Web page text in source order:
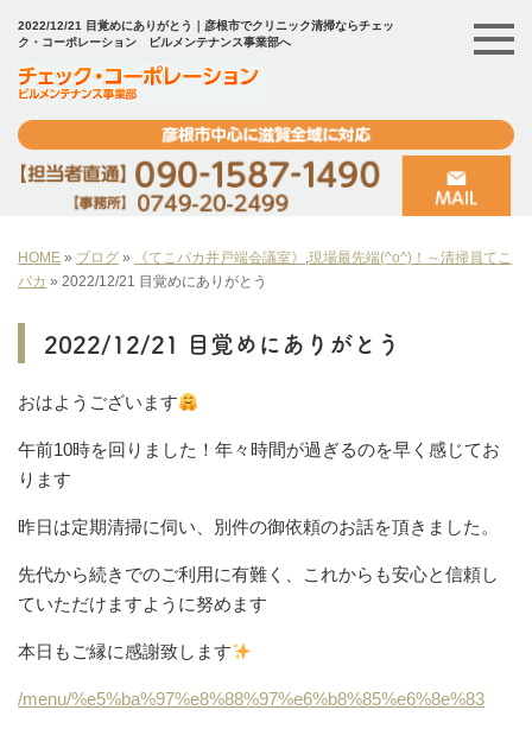
2022/12/21 目覚めにありがとう｜彦根市でクリニック清掃ならチェッ
ク・コーポレーション ビルメンテナンス事業部へ
HOME » ブログ » 《てこパカ井戸端会議室》 ,現場最先端(^o^)！～清掃員てこ
パカ » 2022/12/21 目覚めにありがとう
2022/12/21 目覚めにありがとう
おはようございます
午前10時を回りました！年々時間が過ぎるのを早く感じてお
ります
昨日は定期清掃に伺い、別件の御依頼のお話を頂きました。
先代から続きでのご利用に有難く、これからも安心と信頼し
ていただけますように努めます
本日もご縁に感謝致します
/menu/%e5%ba%97%e8%88%97%e6%b8%85%e6%8e%83